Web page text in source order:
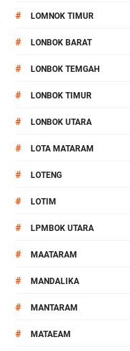
# LOMNOK TIMUR
# LONBOK BARAT
# LONBOK TEMGAH
# LONBOK TIMUR
# LONBOK UTARA
# LOTA MATARAM
# LOTENG
# LOTIM
# LPMBOK UTARA
# MAATARAM
# MANDALIKA
# MANTARAM
# MATAEAM